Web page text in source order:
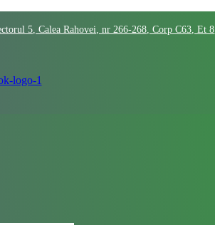
5, Calea Rahovei, nr 266-268, Corp C63, Et 8
logo-1